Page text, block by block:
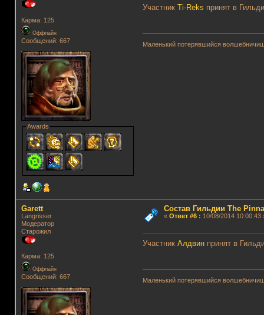
Карма: 125
Оффлайн
Сообщений: 667
Awards
УчастникTi-Reks принят в
Маленький потерявшийся
Garett
Langrisser
Модератор
Старожил
Карма: 125
Оффлайн
Сообщений: 667
Состав Гильдии The
« Ответ #6: 10/08/2014 10:00:43
УчастникАлдвин принят в
Маленький потерявшийся